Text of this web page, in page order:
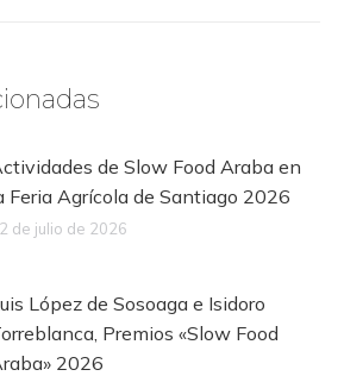
de Slow Food Araba en
Feria Agrícola de Santiago 2026
de julio de 2026
López de Sosoaga e Isidoro
Premios «Slow Food
2026